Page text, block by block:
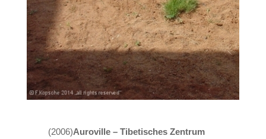
(2006)Auroville – Tibetisches Zentrum